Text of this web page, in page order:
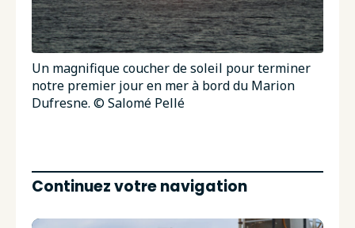
Un magnifique coucher de soleil pour terminer
notre premier jour en mer à bord du Marion
Dufresne. © Salomé Pellé
Continuez votre navigation